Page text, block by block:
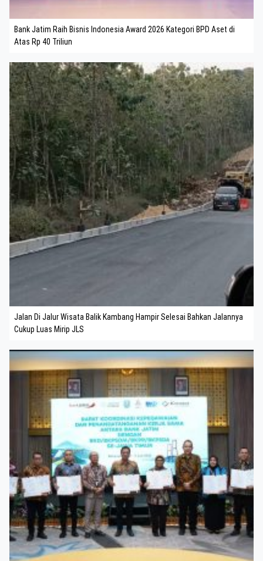
Bank Jatim Raih Bisnis Indonesia Award 2026 Kategori BPD Aset di
Atas Rp 40 Triliun
Jalan Di Jalur Wisata Balik Kambang Hampir Selesai Bahkan Jalannya
Cukup Luas Mirip JLS